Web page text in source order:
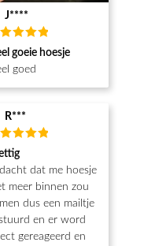
J****
5
goeie hoesje
goed
R***
5
dacht dat me hoesje
meer binnen zou
dus een mailtje
en er word
gereageerd en